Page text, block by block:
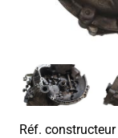
Réf. constructeur